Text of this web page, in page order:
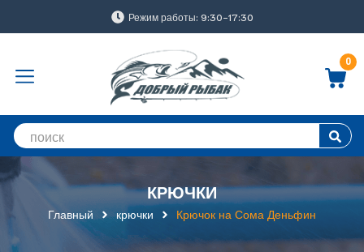
Режим работы: 9:30-17:30
0
КРЮЧКИ
Главный крючки Крючок на Сома Деньфин